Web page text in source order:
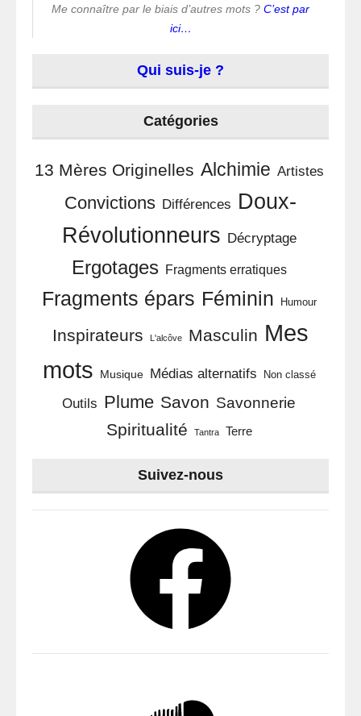
Me connaître par le biais d’autres mots ? C’est par
ici…
Qui suis-je ?
Catégories
13 Mères Originelles Alchimie Artistes
Convictions Différences Doux-
Révolutionneurs Décryptage
Ergotages Fragments erratiques
Fragments épars Féminin Humour
Inspirateurs L'alcôve Masculin Mes
mots
Musique Médias alternatifs Non classé
Outils Plume Savon Savonnerie
Spiritualité Tantra Terre
Suivez-nous